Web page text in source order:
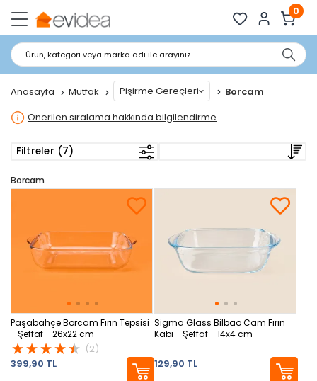
0
Ürün, kategori veya marka adı ile arayınız.
Anasayfa Mutfak Pişirme Gereçleri Borcam
Önerilen sıralama hakkında bilgilendirme
Filtreler (7)
Borcam
Paşabahçe Borcam Fırın Tepsisi
- Şeffaf - 26x22 cm
(2)
399,90 TL
Sigma Glass Bilbao Cam Fırın
Kabı - Şeffaf - 14x4 cm
129,90 TL